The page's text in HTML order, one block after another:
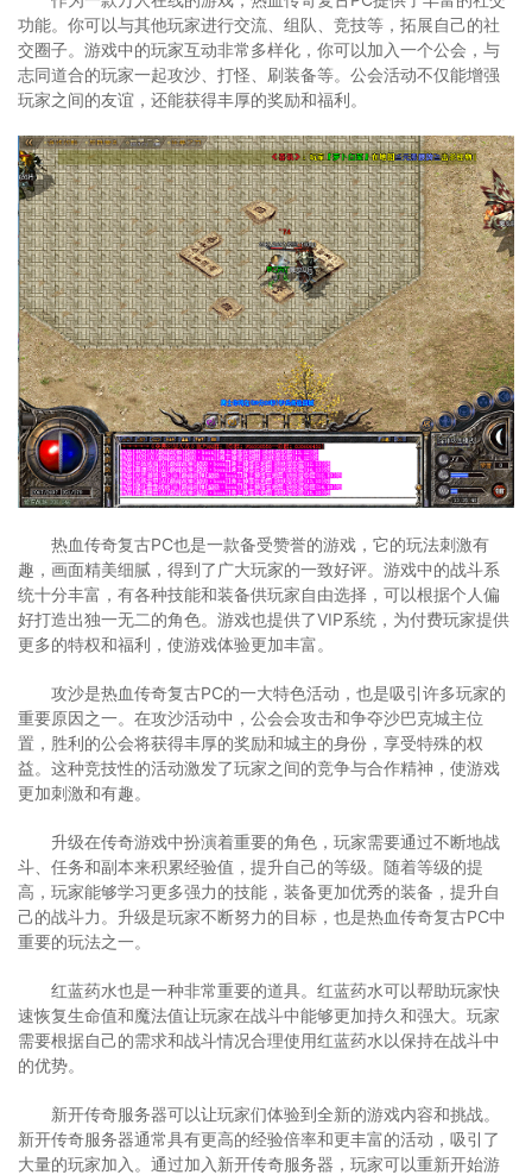
功能。你可以与其他玩家进行交流、组队、竞技等，拓展自己的社
交圈子。游戏中的玩家互动非常多样化，你可以加入一个公会，与
志同道合的玩家一起攻沙、打怪、刷装备等。公会活动不仅能增强
玩家之间的友谊，还能获得丰厚的奖励和福利。
热血传奇复古PC也是一款备受赞誉的游戏，它的玩法刺激有
趣，画面精美细腻，得到了广大玩家的一致好评。游戏中的战斗系
统十分丰富，有各种技能和装备供玩家自由选择，可以根据个人偏
好打造出独一无二的角色。游戏也提供了VIP系统，为付费玩家提供
更多的特权和福利，使游戏体验更加丰富。
攻沙是热血传奇复古PC的一大特色活动，也是吸引许多玩家的
重要原因之一。在攻沙活动中，公会会攻击和争夺沙巴克城主位
置，胜利的公会将获得丰厚的奖励和城主的身份，享受特殊的权
益。这种竞技性的活动激发了玩家之间的竞争与合作精神，使游戏
更加刺激和有趣。
升级在传奇游戏中扮演着重要的角色，玩家需要通过不断地战
斗、任务和副本来积累经验值，提升自己的等级。随着等级的提
高，玩家能够学习更多强力的技能，装备更加优秀的装备，提升自
己的战斗力。升级是玩家不断努力的目标，也是热血传奇复古PC中
重要的玩法之一。
红蓝药水也是一种非常重要的道具。红蓝药水可以帮助玩家快
速恢复生命值和魔法值让玩家在战斗中能够更加持久和强大。玩家
需要根据自己的需求和战斗情况合理使用红蓝药水以保持在战斗中
的优势。
新开传奇服务器可以让玩家们体验到全新的游戏内容和挑战。
新开传奇服务器通常具有更高的经验倍率和更丰富的活动，吸引了
大量的玩家加入。通过加入新开传奇服务器，玩家可以重新开始游